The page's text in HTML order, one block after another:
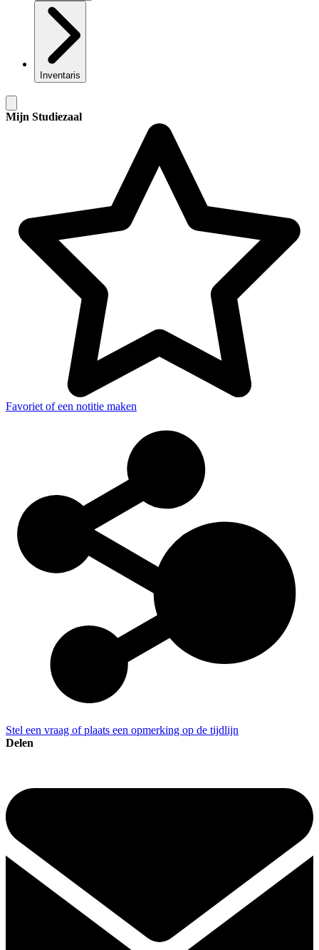
Inventaris
Mijn Studiezaal
Favoriet of een notitie maken
Stel een vraag of plaats een opmerking op de tijdlijn
Delen